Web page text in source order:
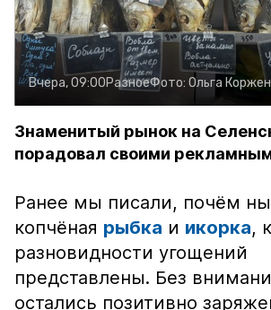
Вчера, 09:00РазноеФото: Ольга
Знаменитый рынок на
порадовал своими
Ранее мы писали, почём
копчёная рыбка и икорка,
разновидности угощений
представлены. Без
остались позитивно